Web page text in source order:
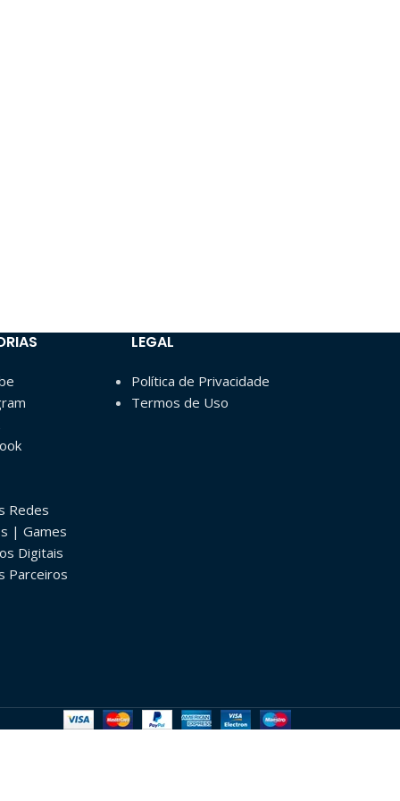
Redes
| Games
Digitais
Parceiros
LEGAL
Política de Privacidade
Termos de Uso